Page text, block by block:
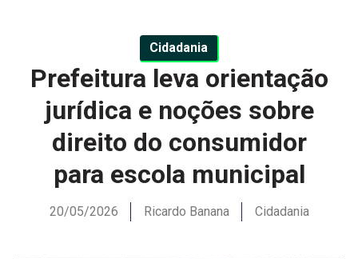
Cidadania
Prefeitura leva orientação
jurídica e noções sobre
direito do consumidor
para escola municipal
20/05/2026 Ricardo Banana Cidadania